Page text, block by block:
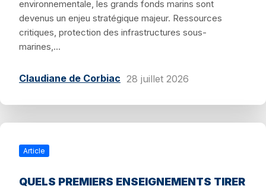
environnementale, les grands fonds marins sont
devenus un enjeu stratégique majeur. Ressources
critiques, protection des infrastructures sous-
marines,...
Claudiane de Corbiac 28 juillet 2026
Article
QUELS PREMIERS ENSEIGNEMENTS TIRER